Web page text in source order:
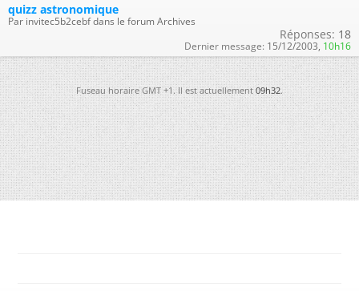
quizz astronomique
Par invitec5b2cebf dans le forum Archives
Réponses: 18
Dernier message: 15/12/2003, 10h16
Fuseau horaire GMT +1. Il est actuellement09h32.